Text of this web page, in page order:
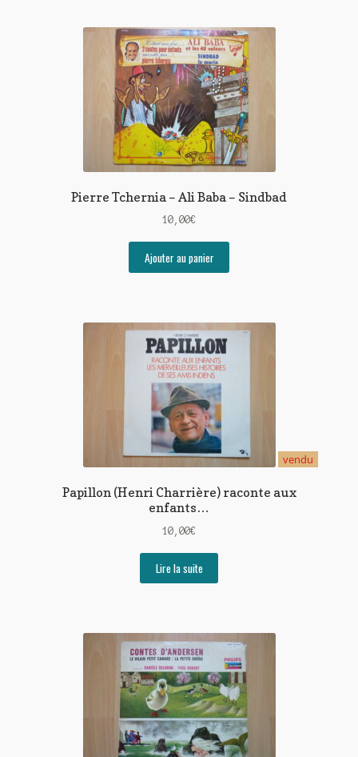
Pierre Tchernia – Ali Baba – Sindbad
10,00€
Ajouter au panier
vendu
Papillon (Henri Charrière) raconte aux
enfants…
10,00€
Lire la suite